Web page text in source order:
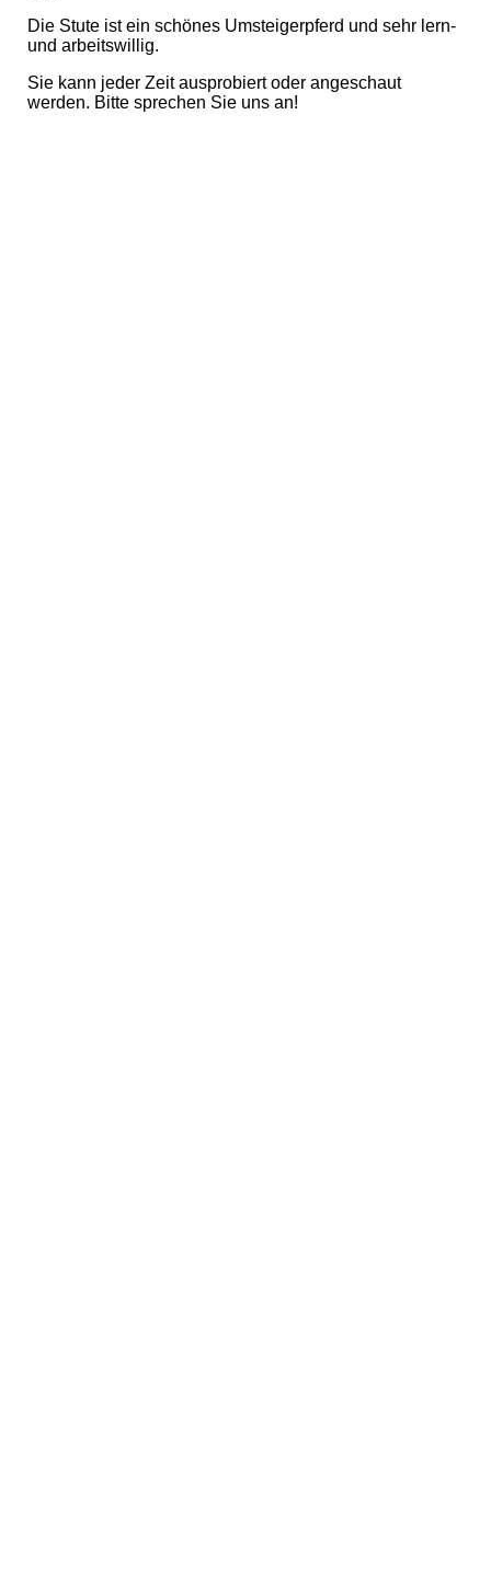
Die Stute ist ein schönes Umsteigerpferd und sehr lern-
und arbeitswillig.
Sie kann jeder Zeit ausprobiert oder angeschaut
werden. Bitte sprechen Sie uns an!